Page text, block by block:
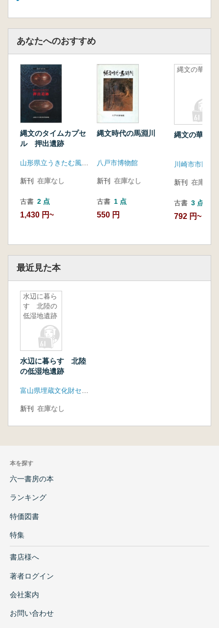
あなたへのおすすめ
縄文のタイムカプセ
ル 押出遺跡
新刊 在庫なし
古書 2 点
1,430 円~
縄文時代の馬淵川
八戸市博物館
新刊 在庫なし
古書 1 点
550 円
縄文の華
縄文の華
新刊 在庫なし
古書 3 点
792 円~
最近見た本
水辺に暮ら
す 北陸の
低湿地遺跡
水辺に暮らす 北陸
の低湿地遺跡
新刊 在庫なし
本を探す
六一書房の本
ランキング
特価図書
特集
書店様へ
著者ログイン
会社案内
お問い合わせ